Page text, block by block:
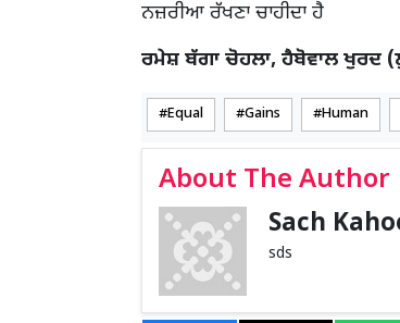
ਨਜ਼ਰੀਆ ਰੱਖਣਾ ਚਾਹੀਦਾ ਹੈ
ਰਮੇਸ਼ ਬੱਗਾ ਚੋਹਲਾ, ਹੈਬੋਵਾਲ ਖੁਰਦ
Equal Gains Human
About The Author
Sach
sds